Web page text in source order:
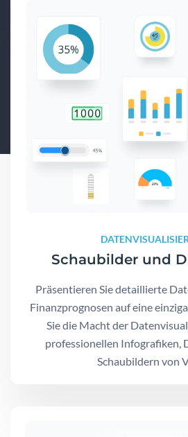
Schaubilder und
Präsentieren Sie detaillierte
Finanzprognosen auf eine
Sie die Macht der
professionellen Infografiken,
Schaubildern von